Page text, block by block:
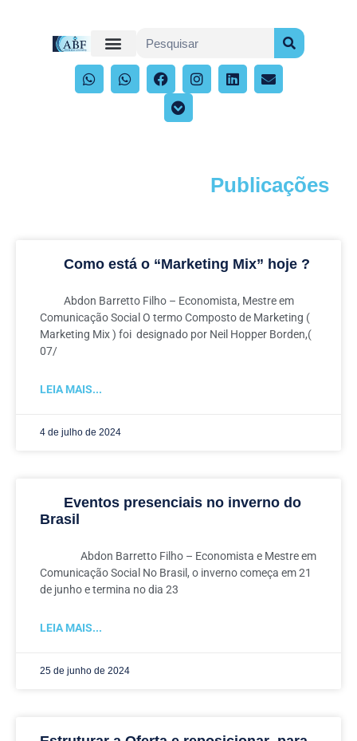
Publicações
Como está o “Marketing Mix” hoje ?
Abdon Barretto Filho – Economista, Mestre em
Comunicação Social O termo Composto de Marketing (
Marketing Mix ) foi designado por Neil Hopper Borden,(
07/
LEIA MAIS...
4 de julho de 2024
Eventos presenciais no inverno do
Brasil
Abdon Barretto Filho – Economista e Mestre em
Comunicação Social No Brasil, o inverno começa em 21
de junho e termina no dia 23
LEIA MAIS...
25 de junho de 2024